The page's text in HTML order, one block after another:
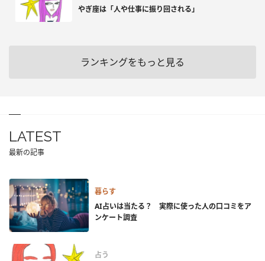
やぎ座は「人や仕事に振り回される」
ランキングをもっと見る
LATEST
最新の記事
暮らす
AI占いは当たる？ 実際に使った人の口コミをア
ンケート調査
占う